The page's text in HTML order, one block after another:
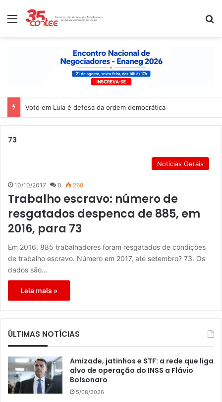
Menu
Voto em Lula é defesa da ordem democrática
73
Notícias Gerais
10/10/2017 0 268
Trabalho escravo: número de
resgatados despenca de 885, em
2016, para 73
Em 2016, 885 trabalhadores foram resgatados de condições
de trabalho escravo. Número em 2017, até setembro? 73. Os
dados são…
Leia mais »
ÚLTIMAS NOTÍCIAS
Amizade, jatinhos e STF: a rede que liga
alvo de operação do INSS a Flávio
Bolsonaro
5/08/2026